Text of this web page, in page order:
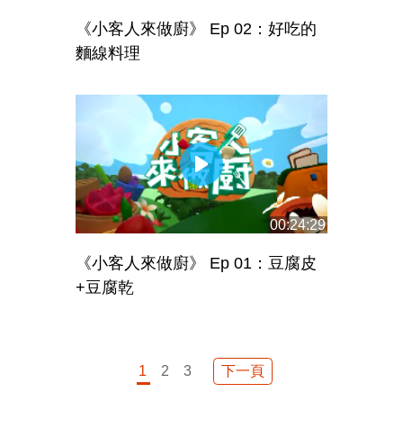
《小客人來做廚》 Ep 02：好吃的
麵線料理
00:24:29
《小客人來做廚》 Ep 01：豆腐皮
+豆腐乾
1 2 3 下一頁